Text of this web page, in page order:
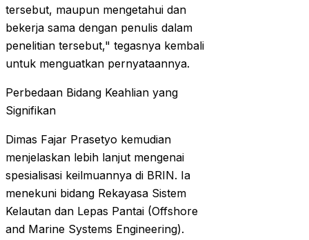
tersebut, maupun mengetahui dan
bekerja sama dengan penulis dalam
penelitian tersebut," tegasnya kembali
untuk menguatkan pernyataannya.
Perbedaan Bidang Keahlian yang
Signifikan
Dimas Fajar Prasetyo kemudian
menjelaskan lebih lanjut mengenai
spesialisasi keilmuannya di BRIN. Ia
menekuni bidang Rekayasa Sistem
Kelautan dan Lepas Pantai (Offshore
and Marine Systems Engineering).